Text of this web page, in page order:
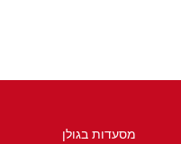
מסעדות בגולן